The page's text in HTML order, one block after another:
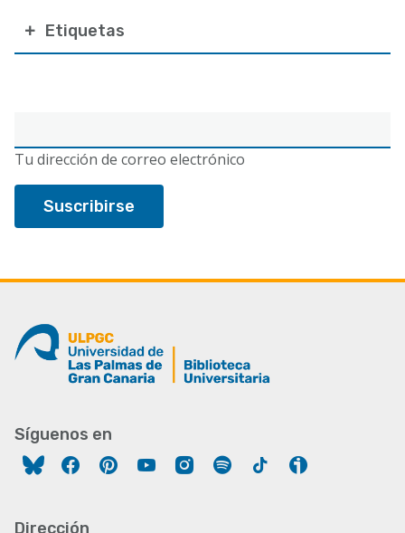
electrónico
Tu dirección de correo electrónico
Etiquetas
Síguenos en
FacebookPinterestYouTubeInstagram
Spotify Tiktok
Dirección